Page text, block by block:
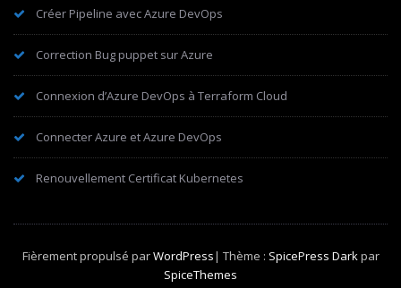
Créer Pipeline avec Azure DevOps
Correction Bug puppet sur Azure
Connexion d’Azure DevOps à Terraform Cloud
Connecter Azure et Azure DevOps
Renouvellement Certificat Kubernetes
Fièrement propulsé parWordPress| Thème : SpicePress Darkpar
SpiceThemes